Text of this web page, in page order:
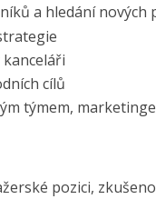
a hledání nových
cílů
týmem,
pozici,